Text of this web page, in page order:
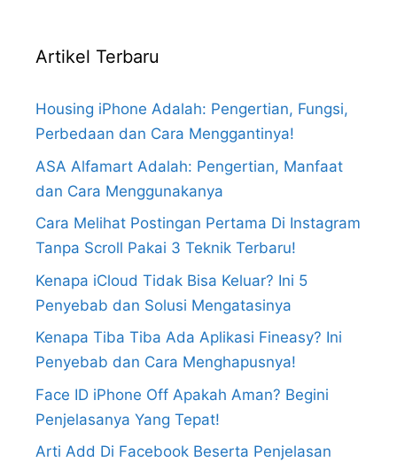
Artikel Terbaru
Housing iPhone Adalah: Pengertian, Fungsi,
Perbedaan dan Cara Menggantinya!
ASA Alfamart Adalah: Pengertian, Manfaat
dan Cara Menggunakanya
Cara Melihat Postingan Pertama Di Instagram
Tanpa Scroll Pakai 3 Teknik Terbaru!
Kenapa iCloud Tidak Bisa Keluar? Ini 5
Penyebab dan Solusi Mengatasinya
Kenapa Tiba Tiba Ada Aplikasi Fineasy? Ini
Penyebab dan Cara Menghapusnya!
Face ID iPhone Off Apakah Aman? Begini
Penjelasanya Yang Tepat!
Arti Add Di Facebook Beserta Penjelasan